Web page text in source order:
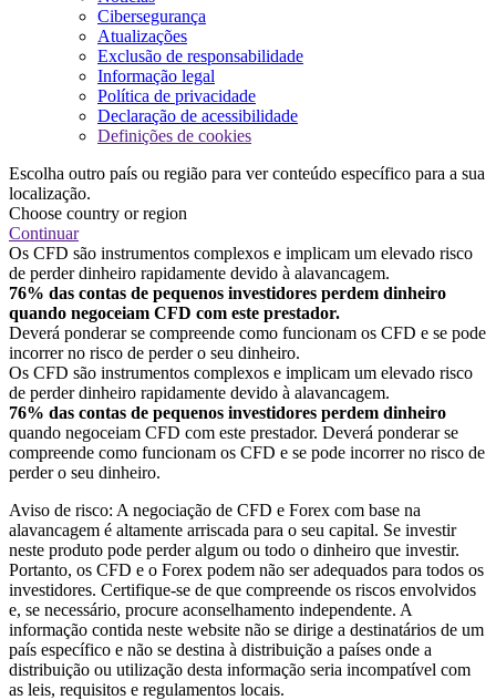
Cibersegurança
Atualizações
Exclusão de responsabilidade
Informação legal
Política de privacidade
Declaração de acessibilidade
Definições de cookies
Escolha outro país ou região para ver conteúdo específico para a sua
localização.
Choose country or region
Continuar
Os CFD são instrumentos complexos e implicam um elevado risco
de perder dinheiro rapidamente devido à alavancagem.
76% das contas de pequenos investidores perdem dinheiro
quando negoceiam CFD com este prestador.
Deverá ponderar se compreende como funcionam os CFD e se pode
incorrer no risco de perder o seu dinheiro.
Os CFD são instrumentos complexos e implicam um elevado risco
de perder dinheiro rapidamente devido à alavancagem.
76% das contas de pequenos investidores perdem dinheiro
quando negoceiam CFD com este prestador. Deverá ponderar se
compreende como funcionam os CFD e se pode incorrer no risco de
perder o seu dinheiro.
Aviso de risco: A negociação de CFD e Forex com base na
alavancagem é altamente arriscada para o seu capital. Se investir
neste produto pode perder algum ou todo o dinheiro que investir.
Portanto, os CFD e o Forex podem não ser adequados para todos os
investidores. Certifique-se de que compreende os riscos envolvidos
e, se necessário, procure aconselhamento independente. A
informação contida neste website não se dirige a destinatários de um
país específico e não se destina à distribuição a países onde a
distribuição ou utilização desta informação seria incompatível com
as leis, requisitos e regulamentos locais.